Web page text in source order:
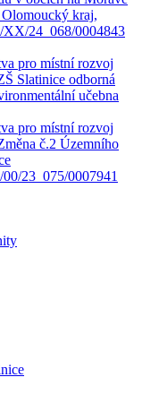
kraj,
XX/24_068/0004843
pro místní rozvoj
Slatinice odborná
učebna
pro místní rozvoj
č.2 Územního
23_075/0007941